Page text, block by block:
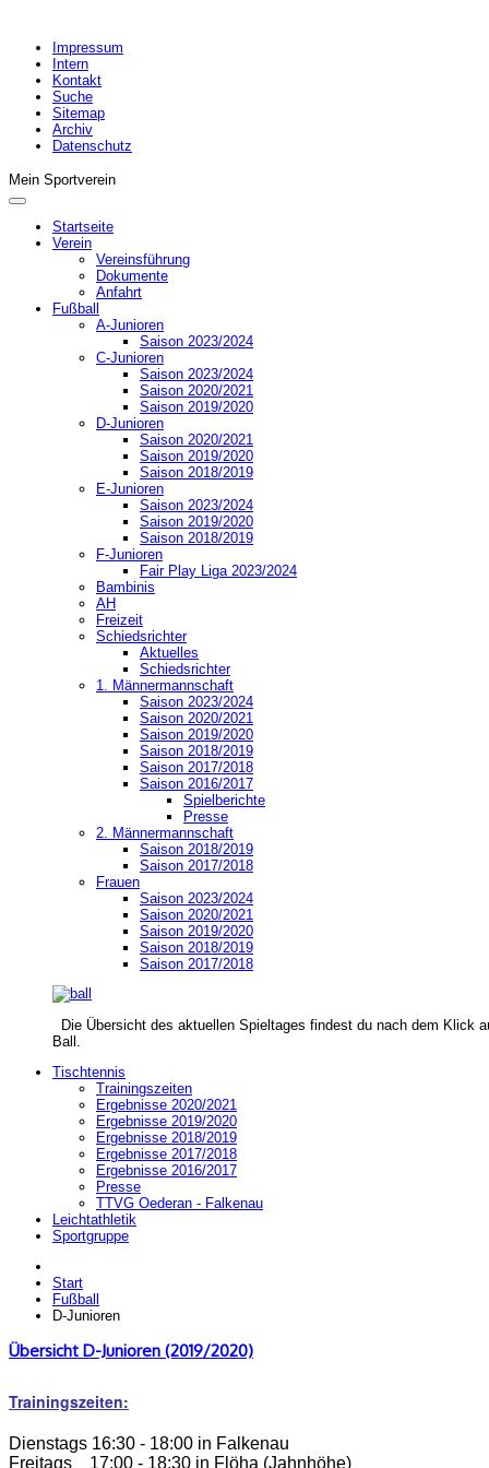
Impressum
Intern
Kontakt
Suche
Sitemap
Archiv
Datenschutz
Mein Sportverein
Startseite
Verein
Vereinsführung
Dokumente
Anfahrt
Fußball
A-Junioren
Saison 2023/2024
C-Junioren
Saison 2023/2024
Saison 2020/2021
Saison 2019/2020
D-Junioren
Saison 2020/2021
Saison 2019/2020
Saison 2018/2019
E-Junioren
Saison 2023/2024
Saison 2019/2020
Saison 2018/2019
F-Junioren
Fair Play Liga 2023/2024
Bambinis
AH
Freizeit
Schiedsrichter
Aktuelles
Schiedsrichter
1. Männermannschaft
Saison 2023/2024
Saison 2020/2021
Saison 2019/2020
Saison 2018/2019
Saison 2017/2018
Saison 2016/2017
Spielberichte
Presse
2. Männermannschaft
Saison 2018/2019
Saison 2017/2018
Frauen
Saison 2023/2024
Saison 2020/2021
Saison 2019/2020
Saison 2018/2019
Saison 2017/2018
Die Übersicht des aktuellen Spieltages findest du nach dem Klick
Ball.
Tischtennis
Trainingszeiten
Ergebnisse 2020/2021
Ergebnisse 2019/2020
Ergebnisse 2018/2019
Ergebnisse 2017/2018
Ergebnisse 2016/2017
Presse
TTVG Oederan - Falkenau
Leichtathletik
Sportgruppe
Start
Fußball
D-Junioren
Übersicht D-Junioren (2019/2020)
Trainingszeiten:
Dienstags 16:30 - 18:00 in Falkenau
Freitags    17:00 - 18:30 in Flöha (Jahnhöhe)